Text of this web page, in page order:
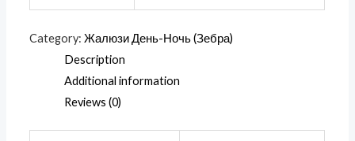
Category:Жалюзи День-Ночь (Зебра)
Description
Additional information
Reviews (0)